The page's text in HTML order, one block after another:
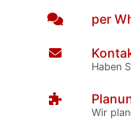
per
Haben
Wir